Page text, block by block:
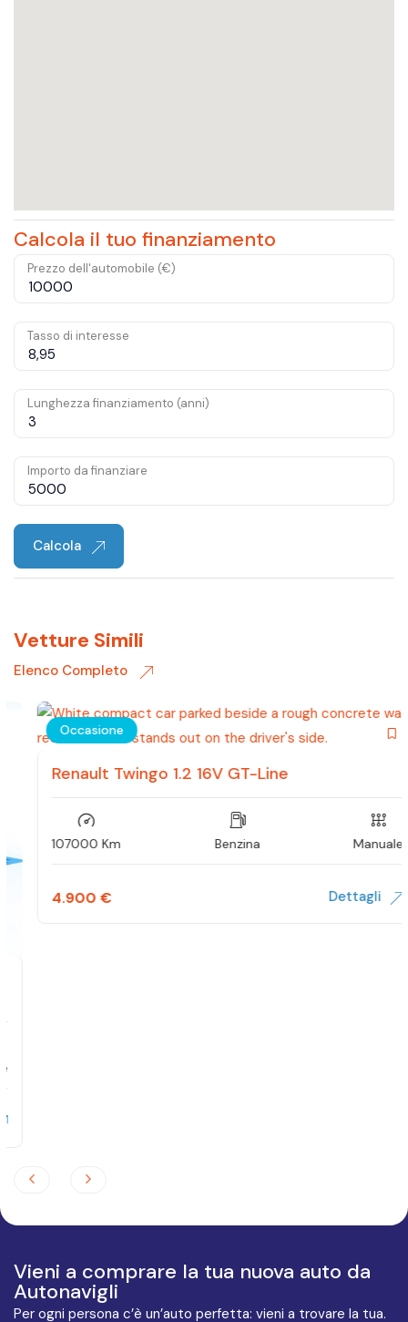
Calcola il tuo finanziamento
Prezzo dell'automobile (€)
Tasso di interesse
Lunghezza finanziamento (anni)
Importo da finanziare
Calcola
Vetture Simili
Elenco Completo
Occasione
Renault Twingo 1.2 16V GT-Line
107000 Km Benzina Manuale
4.900€ Dettagli
Vieni a comprare la tua nuova auto da
Autonavigli
Per ogni persona c’è un’auto perfetta: vieni a trovare la tua.